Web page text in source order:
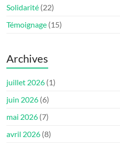
Solidarité (22)
Témoignage (15)
Archives
juillet 2026 (1)
juin 2026 (6)
mai 2026 (7)
avril 2026 (8)